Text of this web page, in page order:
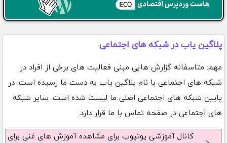
پلاگین یاب در شبکه های اجتماعی
مهم: متاسفانه گزارش هایی مبنی فعالیت های برخی از افراد در
شبکه های اجتماعی با نام پلاگین یاب به دست ما رسیده است. در
پایین شبکه های اجتماعی اصلی ما لیست شده است. سایر شبکه
های اجتماعی در صفحه تماس با ما قرار دارد.
کانال آموزشی یوتیوب برای مشاهده آموزش های غنی برای